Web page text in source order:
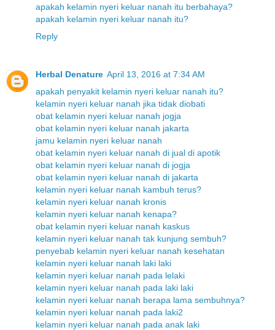
apakah kelamin nyeri keluar nanah itu berbahaya?
apakah kelamin nyeri keluar nanah itu?
Reply
Herbal Denature April 13, 2016 at 7:34 AM
apakah penyakit kelamin nyeri keluar nanah itu?
kelamin nyeri keluar nanah jika tidak diobati
obat kelamin nyeri keluar nanah jogja
obat kelamin nyeri keluar nanah jakarta
jamu kelamin nyeri keluar nanah
obat kelamin nyeri keluar nanah di jual di apotik
obat kelamin nyeri keluar nanah di jogja
obat kelamin nyeri keluar nanah di jakarta
kelamin nyeri keluar nanah kambuh terus?
kelamin nyeri keluar nanah kronis
kelamin nyeri keluar nanah kenapa?
obat kelamin nyeri keluar nanah kaskus
kelamin nyeri keluar nanah tak kunjung sembuh?
penyebab kelamin nyeri keluar nanah kesehatan
kelamin nyeri keluar nanah laki laki
kelamin nyeri keluar nanah pada lelaki
kelamin nyeri keluar nanah pada laki laki
kelamin nyeri keluar nanah berapa lama sembuhnya?
kelamin nyeri keluar nanah pada laki2
kelamin nyeri keluar nanah pada anak laki